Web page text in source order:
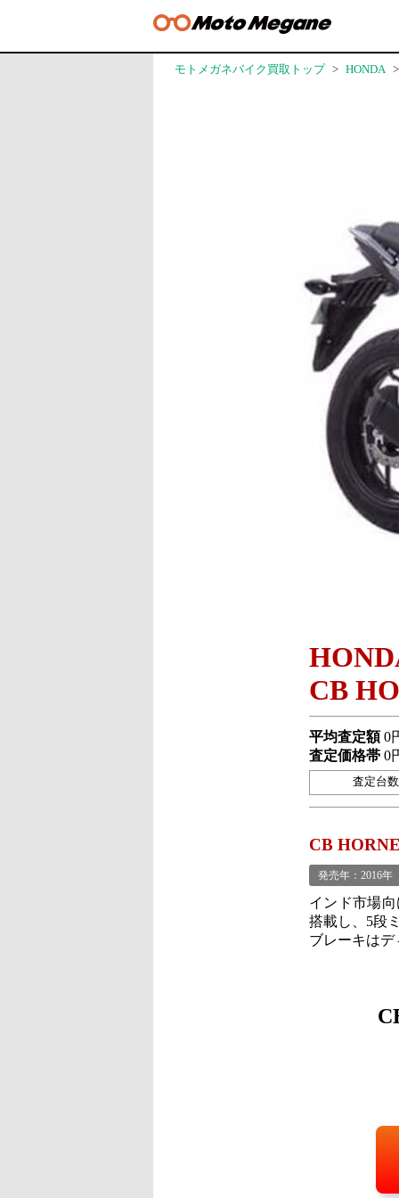
モトメガネバイク買取トップ HONDA
CB
平均査定額0
査定価格帯 0
査定台
CB
発売年：2016年
インド市場
搭載し、5段
ブレーキは